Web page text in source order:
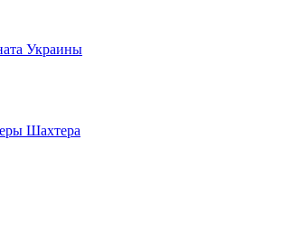
Украины
Шахтера